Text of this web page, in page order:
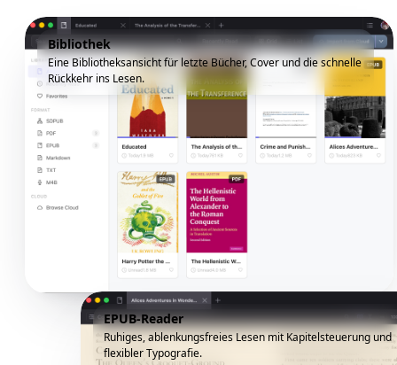
Bibliothek
Eine Bibliotheksansicht für letzte Bücher, Cover und die schnelle
Rückkehr ins Lesen.
EPUB-Reader
Ruhiges, ablenkungsfreies Lesen mit Kapitelsteuerung und
flexibler Typografie.